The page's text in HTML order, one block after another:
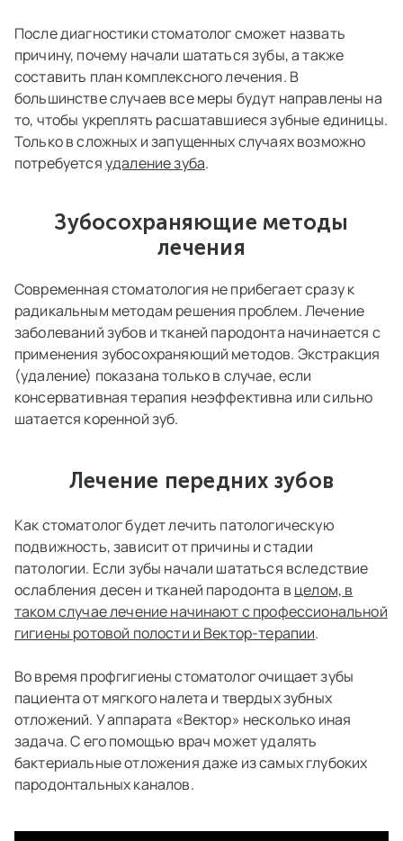
После диагностики стоматолог сможет назвать
причину, почему начали шататься зубы, а также
составить план комплексного лечения. В
большинстве случаев все меры будут направлены на
то, чтобы укреплять расшатавшиеся зубные единицы.
Только в сложных и запущенных случаях возможно
потребуетсяудаление зуба.
Зубосохраняющие методы
лечения
Современная стоматология не прибегает сразу к
радикальным методам решения проблем. Лечение
заболеваний зубов и тканей пародонта начинается с
применения зубосохраняющий методов. Экстракция
(удаление) показана только в случае, если
консервативная терапия неэффективна или сильно
шатается коренной зуб.
Лечение передних зубов
Как стоматолог будет лечить патологическую
подвижность, зависит от причины и стадии
патологии. Если зубы начали шататься вследствие
ослабления десен и тканей пародонта в целом, в
таком случае лечение начинают с профессиональной
гигиены ротовой полости и Вектор-терапии.
Во время профгигиены стоматолог очищает зубы
пациента от мягкого налета и твердых зубных
отложений. У аппарата «Вектор» несколько иная
задача. С его помощью врач может удалять
бактериальные отложения даже из самых глубоких
пародонтальных каналов.